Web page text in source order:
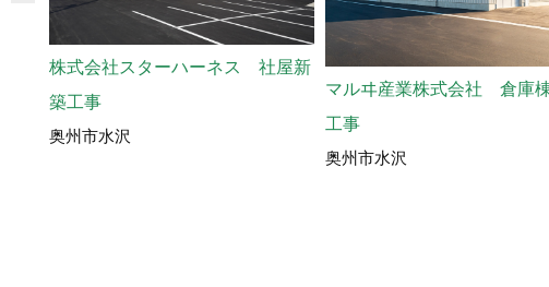
株式会社スターハーネス 社屋新
築工事
奥州市水沢
マルヰ産業株式会社 倉庫
工事
奥州市水沢